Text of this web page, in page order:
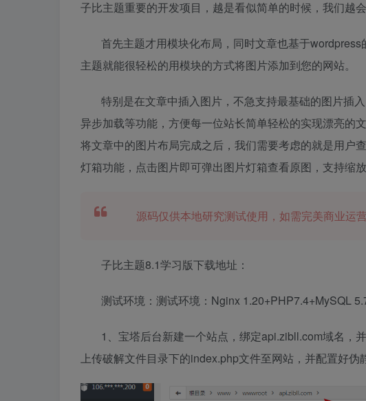
子比主题重要的开发项目，越是看似简单的时候，我们越会
首先主题才用模块化布局，同时文章也基于
主题就能很轻松的用模块的方式将图片添加到您的网站。
特别是在文章中插入图片，不急支持最基础的图片插
异步加载等功能，方便每一位站长简单轻松的实现漂亮的
将文章中的图片布局完成之后，我们需要考虑的就是用户
灯箱功能，点击图片即可弹出图片灯箱查看原图，支持缩
源码仅供本地研究测试使用，如需完美商业运
子比主题8.1学习版下载地址：
测试环境：测试环境：Nginx 1.20+PHP7.4+MySQL
1、宝塔后台新建一个站点，绑定api.zibll.com域名，
上传破解文件目录下的index.php文件至网站，并配置好伪